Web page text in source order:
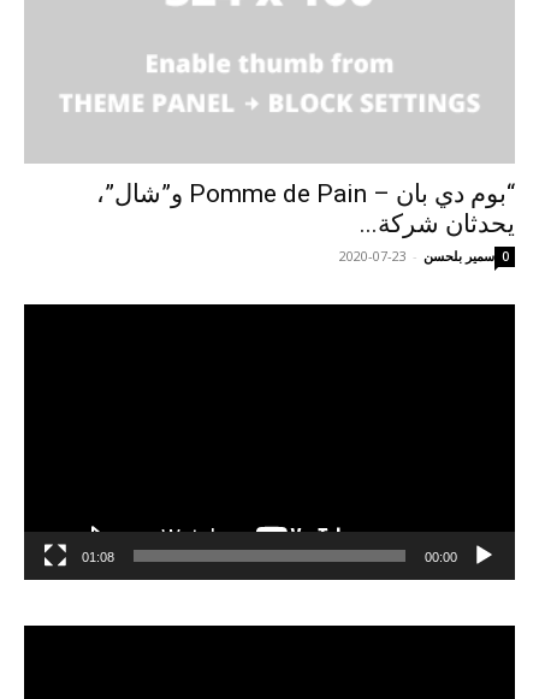
“بوم دي بان – Pomme de Pain و”شال”،
يحدثان شركة...
سمير بلحسن -
2020-07-23 0
00:00
01:08